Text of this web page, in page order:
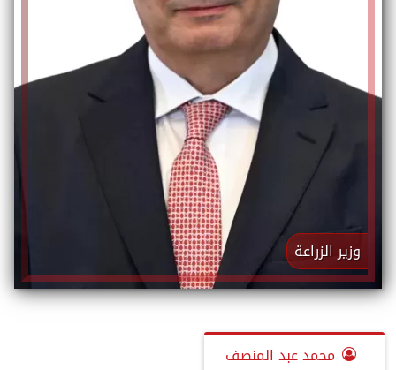
وزير الزراعة
محمد عبد المنصف